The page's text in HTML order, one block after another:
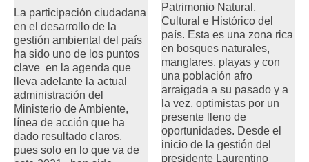
La participación ciudadana
en el desarrollo de la
gestión ambiental del país
ha sido uno de los puntos
clave en la agenda que
lleva adelante la actual
administración del
Ministerio de Ambiente,
línea de acción que ha
dado resultado claros,
pues solo en lo que va de
Patrimonio Natural,
Cultural e Histórico del
país. Esta es una zona rica
en bosques naturales,
manglares, playas y con
una población afro
arraigada a su pasado y a
la vez, optimistas por un
presente lleno de
oportunidades. Desde el
inicio de la gestión del
presidente Laurentino